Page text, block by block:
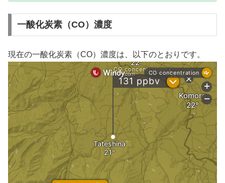
一酸化炭素（CO）濃度
現在の一酸化炭素（CO）濃度は、以下のとおりです。